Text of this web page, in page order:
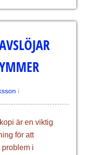
i
är en viktig
för att
i